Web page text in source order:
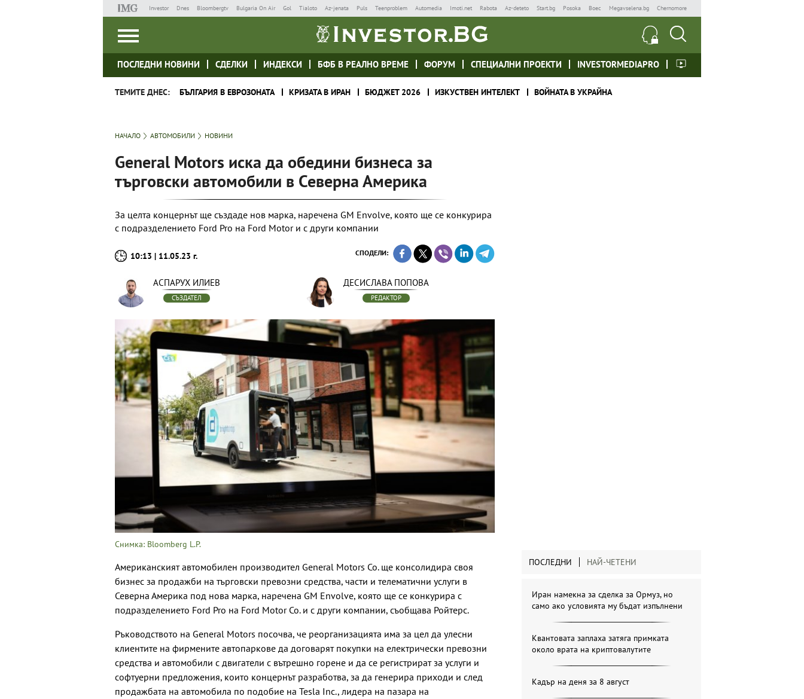
Investor Dnes Bloombergtv Bulgaria On Air Gol Tialoto Az-jenata Puls Teenproblem Automedia Imoti.net Rabota Az-deteto Start.bg Posoka Boec Megavselena.bg Chernomore
ПОСЛЕДНИ НОВИНИ СДЕЛКИ ИНДЕКСИ БФБ В РЕАЛНО ВРЕМЕ ФОРУМ СПЕЦИАЛНИ ПРОЕКТИ INVESTORMEDIAPRO
ТЕМИТЕ ДНЕС: БЪЛГАРИЯ В ЕВРОЗОНАТА КРИЗАТА В ИРАН БЮДЖЕТ 2026 ИЗКУСТВЕН ИНТЕЛЕКТ ВОЙНАТА В УКРАЙНА
НАЧАЛО АВТОМОБИЛИ НОВИНИ
General Motors иска да обедини бизнеса за
търговски автомобили в Северна Америка
За целта концернът ще създаде нов марка, наречена GM Envolve, която ще се конкурира
с подразделението Ford Pro на Ford Motor и с други компании
10:13 | 11.05.23 г. СПОДЕЛИ:
АСПАРУХ ИЛИЕВ
СЪЗДАТЕЛ
ДЕСИСЛАВА ПОПОВА
РЕДАКТОР
Снимка: Bloomberg L.P.
Американският автомобилен производител General Motors Co. ще консолидира своя
бизнес за продажби на търговски превозни средства, части и телематични услуги в
Северна Америка под нова марка, наречена GM Envolve, която ще се конкурира с
подразделението Ford Pro на Ford Motor Co. и с други компании, съобщава Ройтерс.
Ръководството на General Motors посочва, че реорганизацията има за цел да улесни
клиентите на фирмените автопаркове да договарят покупки на електрически превозни
средства и автомобили с двигатели с вътрешно горене и да се регистрират за услуги и
софтуерни предложения, които концернът разработва, за да генерира приходи и след
продажбата на автомобила по подобие на Tesla Inc., лидера на пазара на
ПОСЛЕДНИ НАЙ-ЧЕТЕНИ
Иран намекна за сделка за Ормуз, но
само ако условията му бъдат изпълнени
Квантовата заплаха затяга примката
около врата на криптовалутите
Кадър на деня за 8 август